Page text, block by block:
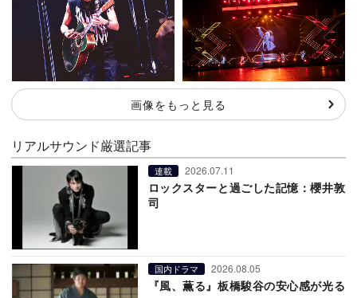
画像をもっと見る
リアルサウンド厳選記事
連載 2026.07.11
ロックスターと過ごした記憶：櫻井敦
司
国内ドラマ 2026.08.05
『風、薫る』板橋駿谷の安心感が光る